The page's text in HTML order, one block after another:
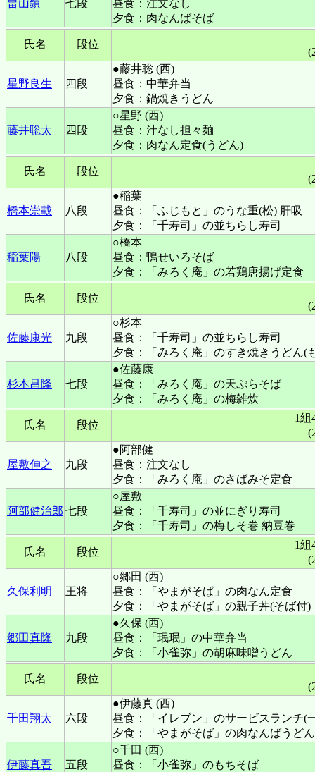
畠山鎮 七段
昼食：注文なし
夕食：肉なんばそば
氏名 段位
星野良生 四段
●藤井聡 (西)
昼食：中華弁当
夕食：鍋焼きうどん
藤井聡太 四段
○星野 (西)
昼食：汁なし担々麺
夕食：肉なん定食(うどん)
氏名 段位
橋本崇載 八段
●稲葉
昼食：「ふじもと」のうな重(松) 肝吸
夕食：「千寿司」の並ちらし寿司
稲葉陽 八段
○橋本
昼食：鴨せいろそば
夕食：「みろく庵」の若鶏唐揚げ定食
氏名 段位
佐藤康光 九段
○杉本
昼食：「千寿司」の並ちらし寿司
夕食：「みろく庵」のすき焼きうどん(
杉本昌隆 七段
●佐藤康
昼食：「みろく庵」の天ぷらそば
夕食：「みろく庵」の梅雑炊
氏名 段位
1組
屋敷伸之 九段
●阿部健
昼食：注文なし
夕食：「みろく庵」のさばみそ定食
阿部健治郎 七段
○屋敷
昼食：「千寿司」の並にぎり寿司
夕食：「千寿司」の梅しそ巻 納豆巻
氏名 段位
1組
久保利明 王将
○郷田 (西)
昼食：「やまがそば」の肉なん定食
夕食：「やまがそば」の親子丼(そば付)
郷田真隆 九段
●久保 (西)
昼食：「珉珉」の中華弁当
夕食：「小雀弥」の胡麻味噌うどん
氏名 段位
千田翔太 六段
●伊藤真 (西)
昼食：「イレブン」のサービスランチ(
夕食：「やまがそば」の肉なんばうどん
伊藤真吾 五段
○千田 (西)
昼食：「小雀弥」のもちそば